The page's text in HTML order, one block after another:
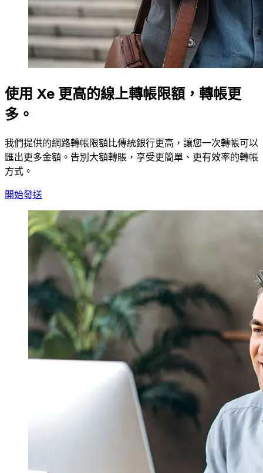
使用 Xe 更高的線上轉帳限額，轉帳更
多。
我們提供的網路轉帳限額比傳統銀行更高，讓您一次轉帳可以
匯出更多金額。告別大額轉賬，享受更簡單、更有效率的轉帳
方式。
開始發送